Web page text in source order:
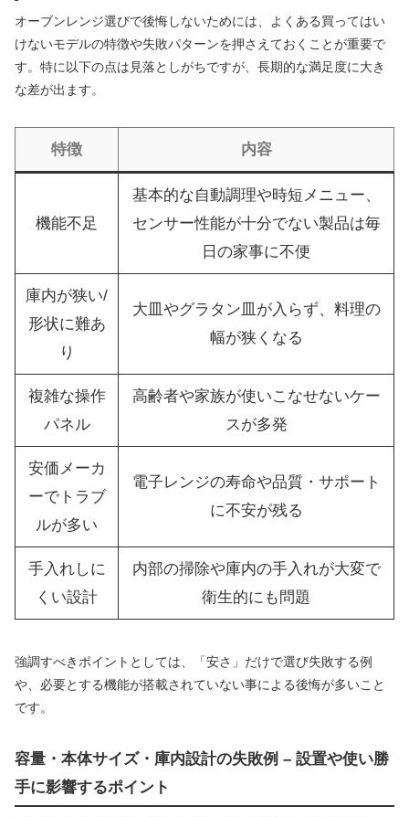
オーブンレンジ選びで後悔しないためには、よくある買ってはい
けないモデルの特徴や失敗パターンを押さえておくことが重要で
す。特に以下の点は見落としがちですが、長期的な満足度に大き
な差が出ます。
特徴 内容
機能不足
基本的な自動調理や時短メニュー、
センサー性能が十分でない製品は毎
日の家事に不便
庫内が狭い/
形状に難あ
り
大皿やグラタン皿が入らず、料理の
幅が狭くなる
複雑な操作
パネル
高齢者や家族が使いこなせないケー
スが多発
安価メーカ
ーでトラブ
ルが多い
電子レンジの寿命や品質・サポート
に不安が残る
手入れしに
くい設計
内部の掃除や庫内の手入れが大変で
衛生的にも問題
強調すべきポイントとしては、「安さ」だけで選び失敗する例
や、必要とする機能が搭載されていない事による後悔が多いこと
です。
容量・本体サイズ・庫内設計の失敗例 – 設置や使い勝
手に影響するポイント